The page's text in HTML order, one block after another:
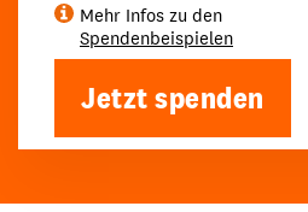
Mehr Infos zu den
Spendenbeispielen
Jetzt spenden